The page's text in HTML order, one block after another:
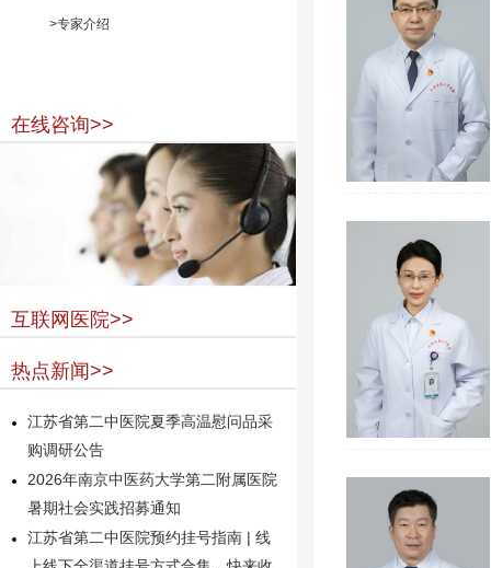
>专家介绍
在线咨询>>
互联网医院>>
热点新闻>>
江苏省第二中医院夏季高温慰问品采
购调研公告
2026年南京中医药大学第二附属医院
暑期社会实践招募通知
江苏省第二中医院预约挂号指南 | 线
上线下全渠道挂号方式合集，快来收